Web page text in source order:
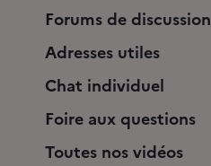
Forums de discussion
Adresses utiles
Chat individuel
Foire aux questions
Toutes nos vidéos